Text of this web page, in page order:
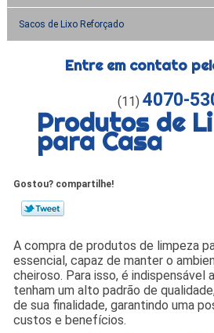
Sacos de Lixo Reforçado
Entre em contato
(11) 4070-
Produtos de
para Casa
Gostou? compartilhe!
A compra de produtos de limpeza
essencial, capaz de manter o
cheiroso. Para isso, é indispensável
tenham um alto padrão de
de sua finalidade, garantindo uma
custos e benefícios.